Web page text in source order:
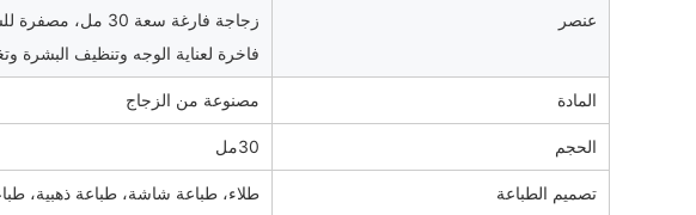
عنصر
زجاجة فارغة سعة
فاخرة لعناية الوجه وتنظيف البشرة
المادة مصنوعة من الزجاج
الحجم 30مل
تصميم الطباعة
طلاء، طباعة شاشة، طباعة ذهبية،